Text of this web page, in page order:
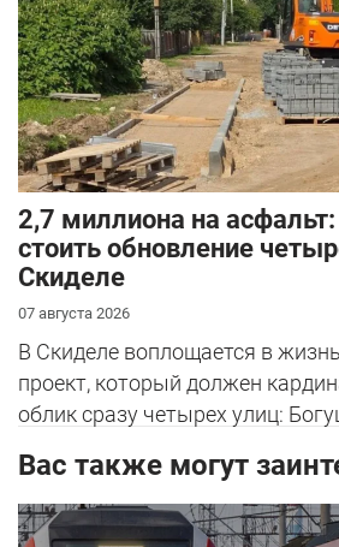
2,7 миллиона на
стоить обновление
Скиделе
07 августа 2026
В Скиделе воплощается в
проект, который должен
облик сразу четырех улиц:
Вас также могут